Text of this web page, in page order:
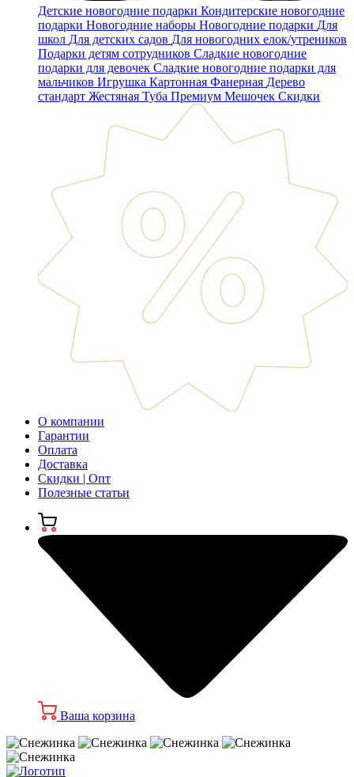
Детские новогодние подарки Кондитерские новогодние
подарки Новогодние наборы Новогодние подарки Для
школ Для детских садов Для новогодних елок/утреников
Подарки детям сотрудников Сладкие новогодние
подарки для девочек Сладкие новогодние подарки для
мальчиков Игрушка Картонная Фанерная Дерево
стандарт Жестяная Туба Премиум Мешочек Скидки
О компании
Гарантии
Оплата
Доставка
Скидки | Опт
Полезные статьи
Ваша корзина